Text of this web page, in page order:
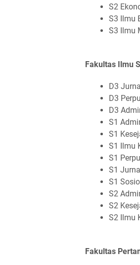
S2
S3 Ilmu
S3 Ilmu
Fakultas Ilmu
D3
D3
D3
S1
S1
S1 Ilmu
S1
S1
S1
S2
S2
S2 Ilmu
Fakultas